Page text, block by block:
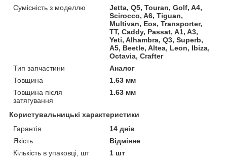
Сумісність з моделлю
Jetta, Q5, Touran, Golf, A4,
Scirocco, A6, Tiguan,
Multivan, Eos, Transporter,
TT, Caddy, Passat, A1, A3,
Yeti, Alhambra, Q3, Superb,
A5, Beetle, Altea, Leon, Ibiza,
Octavia, Crafter
Тип запчастини
Аналог
Товщина
1.63 мм
Товщина після
затягування
1.63 мм
Користувальницькі характеристики
Гарантія
14 днів
Якість
Відмінне
Кількість в упаковці, шт
1 шт